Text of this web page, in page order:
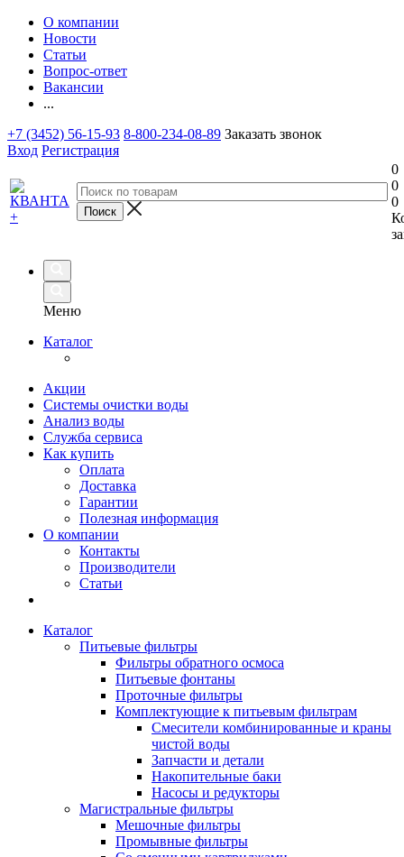
О компании
Новости
Статьи
Вопрос-ответ
Вакансии
...
+7 (3452) 56-15-93 8-800-234-08-89 Заказать звонок
Вход Регистрация
0
0
0
Меню
Каталог
Акции
Системы очистки воды
Анализ воды
Служба сервиса
Как купить
Оплата
Доставка
Гарантии
Полезная информация
О компании
Контакты
Производители
Статьи
Каталог
Питьевые фильтры
Фильтры обратного осмоса
Питьевые фонтаны
Проточные фильтры
Комплектующие к питьевым фильтрам
Смесители комбинированные и краны
чистой воды
Запчасти и детали
Накопительные баки
Насосы и редукторы
Магистральные фильтры
Мешочные фильтры
Промывные фильтры